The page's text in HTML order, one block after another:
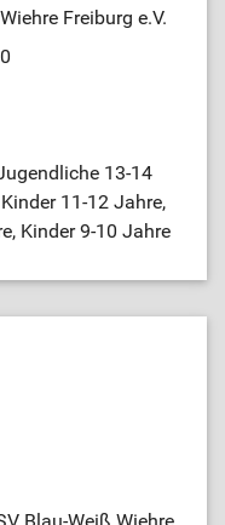
Freiburg e.V.
13-14
11-12 Jahre,
Kinder 9-10 Jahre